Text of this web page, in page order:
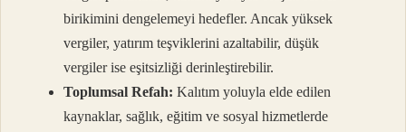
birikimini dengelemeyi hedefler. Ancak yüksek
vergiler, yatırım teşviklerini azaltabilir, düşük
vergiler ise eşitsizliği derinleştirebilir.
Toplumsal Refah: Kalıtım yoluyla elde edilen
kaynaklar, sağlık, eğitim ve sosyal hizmetlerde